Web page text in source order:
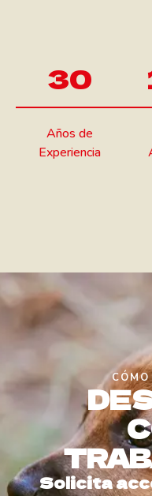
30
Años de
Experiencia
Solicita